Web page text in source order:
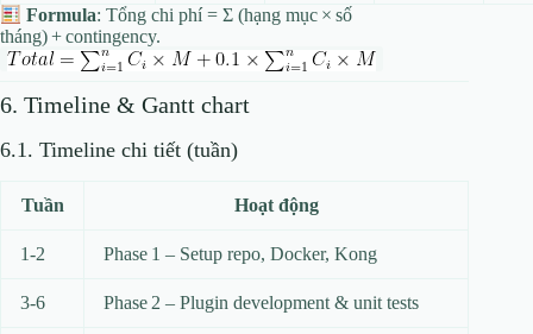
Formula: Tổng chi phí = Σ (hạng mục × số
tháng) + contingency.
6. Timeline & Gantt chart
6.1. Timeline chi tiết (tuần)
Tuần Hoạt động
1‑2 Phase 1 – Setup repo, Docker, Kong
3‑6 Phase 2 – Plugin development & unit tests